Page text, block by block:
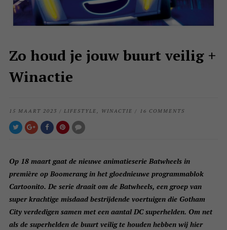
Zo houd je jouw buurt veilig +
Winactie
15 MAART 2023 / LIFESTYLE, WINACTIE / 16 COMMENTS
Op 18 maart gaat de nieuwe animatieserie Batwheels in
première op Boomerang in het gloednieuwe programmablok
Cartoonito. De serie draait om de Batwheels, een groep van
super krachtige misdaad bestrijdende voertuigen die Gotham
City verdedigen samen met een aantal DC superhelden. Om net
als de superhelden de buurt veilig te houden hebben wij hier